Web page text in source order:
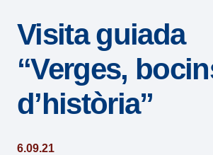
sistema
accesibilidad.
Visita guiada
“Verges,
d’història”
6.09.21